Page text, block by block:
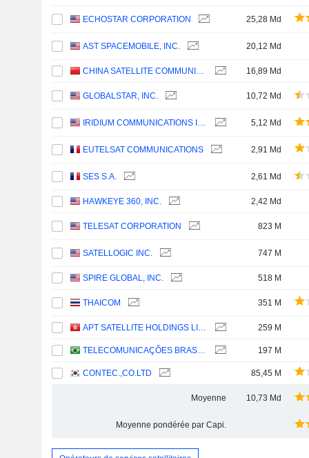
ECHOSTAR CORPORATION 25,28 Md
AST SPACEMOBILE, INC. 20,12 Md
CHINA SATELLITE COMMUNICATIONS CO., LTD. 16,89 Md
GLOBALSTAR, INC. 10,72 Md
IRIDIUM COMMUNICATIONS INC. 5,12 Md
EUTELSAT COMMUNICATIONS 2,91 Md
SES S.A. 2,61 Md
HAWKEYE 360, INC. 2,42 Md
TELESAT CORPORATION 823 M
SATELLOGIC INC. 747 M
SPIRE GLOBAL, INC. 518 M
THAICOM 351 M
APT SATELLITE HOLDINGS LIMITED 259 M
TELECOMUNICAÇÕES BRASILEIRAS S.A. - TELEBRAS 197 M
CONTEC.,CO.LTD 85,45 M
Moyenne 10,73 Md
Moyenne pondérée par Capi.